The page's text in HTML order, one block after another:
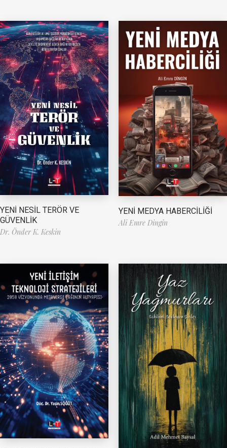
YENİ NESİL TERÖR VE
GÜVENLİK
Dr. Önder K. Keskin
YENİ MEDYA HABERCİLİĞİ
Ali Emre Dingin